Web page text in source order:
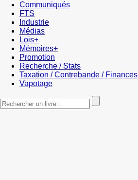
Communiqués
FTS
Industrie
Médias
Lois+
Mémoires+
Promotion
Recherche / Stats
Taxation / Contrebande / Finances
Vapotage